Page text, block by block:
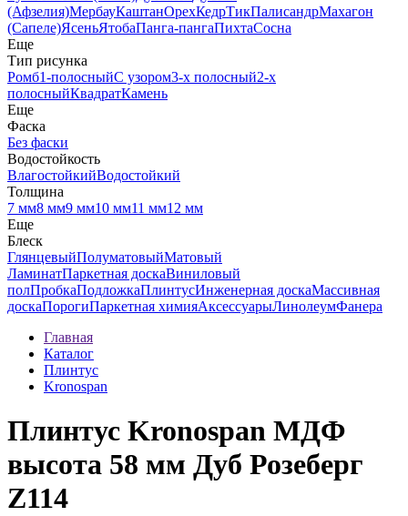
(Афзелия)МербауКаштанОрехКедрТикПалисандрМахагон
(Сапеле)ЯсеньЯтобаПанга-пангаПихтаСосна
Еще
Тип рисунка
Ромб1-полосныйС узором3-х полосный2-х
полосныйКвадратКамень
Еще
Фаска
Без фаски
Водостойкость
ВлагостойкийВодостойкий
Толщина
7 мм8 мм9 мм10 мм11 мм12 мм
Еще
Блеск
ГлянцевыйПолуматовыйМатовый
ЛаминатПаркетная доскаВиниловый
полПробкаПодложкаПлинтусИнженерная доскаМассивная
доскаПорогиПаркетная химияАксессуарыЛинолеумФанера
Главная
Каталог
Плинтус
Kronospan
Плинтус Kronospan МДФ
высота 58 мм Дуб Розеберг
Z114